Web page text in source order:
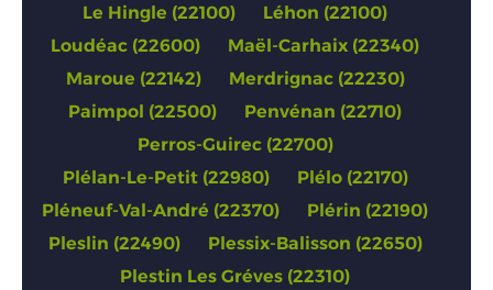
Le Hingle (22100)
Léhon (22100)
Loudéac (22600)
Maël-Carhaix (22340)
Maroue (22142)
Merdrignac (22230)
Paimpol (22500)
Penvénan (22710)
Perros-Guirec (22700)
Plélan-Le-Petit (22980)
Plélo (22170)
Pléneuf-Val-André (22370)
Plérin (22190)
Pleslin (22490)
Plessix-Balisson (22650)
Plestin Les Gréves (22310)